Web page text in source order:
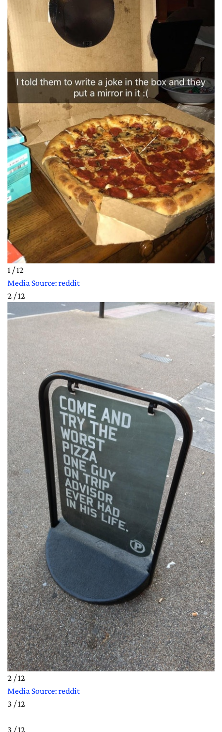
1 / 12
Media Source: reddit
2 / 12
2 / 12
Media Source: reddit
3 / 12
3 / 12